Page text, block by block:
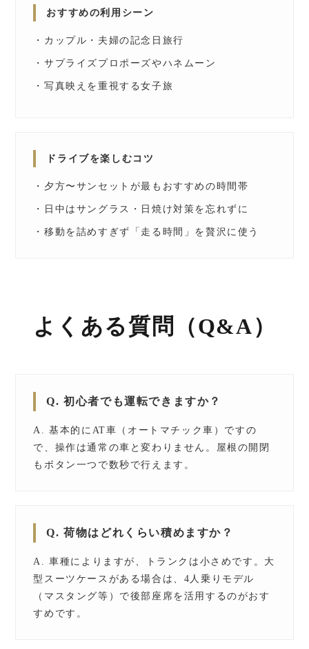
おすすめの利用シーン
・カップル・夫婦の記念日旅行
・サプライズプロポーズやハネムーン
・写真映えを重視する女子旅
ドライブを楽しむコツ
・夕方〜サンセットが最もおすすめの時間帯
・日中はサングラス・日焼け対策を忘れずに
・移動を詰めすぎず「走る時間」を贅沢に使う
よくある質問（Q&A）
Q. 初心者でも運転できますか？
A. 基本的にAT車（オートマチック車）ですの
で、操作は通常の車と変わりません。屋根の開閉
もボタン一つで数秒で行えます。
Q. 荷物はどれくらい積めますか？
A. 車種によりますが、トランクは小さめです。大
型スーツケースがある場合は、4人乗りモデル
（マスタング等）で後部座席を活用するのがおす
すめです。